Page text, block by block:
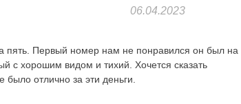
06.04.2023
пять. Первый номер нам не понравился он был на
с хорошим видом и тихий. Хочется сказать
отлично за эти деньги.